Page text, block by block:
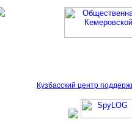
Кузбасский центр